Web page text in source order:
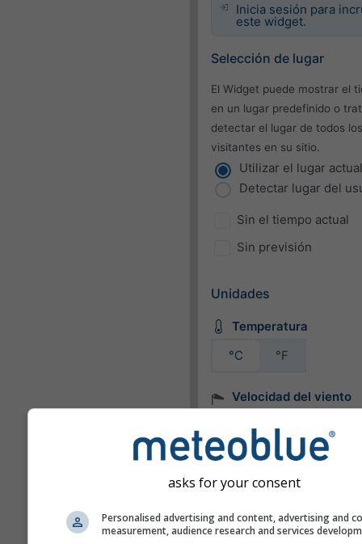
Inicia sesión para
este widget.
Selección de lugar
El Widget puede mostrar el
en un lugar predefinido o
detectar el lugar de todos los
visitantes en su sitio.
Utilizar el lugar actual
Detectar lugar del
Sin el tiempo actual
Sin previsión
Unidades
Temperatura
°C
°F
Velocidad del viento
km/h
mph kn
Apariencia
asks for your consent
Personalised advertising and content, advertising and
measurement, audience research and services